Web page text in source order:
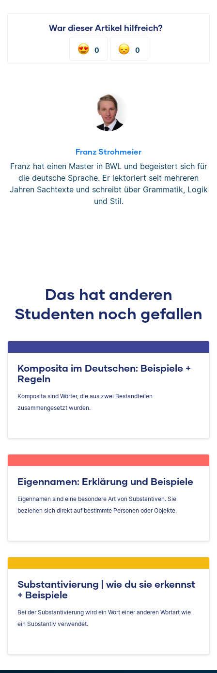
War dieser Artikel hilfreich?
0 0
Franz Strohmeier
Franz hat einen Master in BWL und begeistert sich für
die deutsche Sprache. Er lektoriert seit mehreren
Jahren Sachtexte und schreibt über Grammatik, Logik
und Stil.
Das hat anderen
Studenten noch gefallen
Komposita im Deutschen: Beispiele +
Regeln
Komposita sind Wörter, die aus zwei Bestandteilen
zusammengesetzt wurden.
Eigennamen: Erklärung und Beispiele
Eigennamen sind eine besondere Art von Substantiven. Sie
beziehen sich direkt auf bestimmte Personen oder Objekte.
Substantivierung | wie du sie erkennst
+ Beispiele
Bei der Substantivierung wird ein Wort einer anderen Wortart wie
ein Substantiv verwendet.